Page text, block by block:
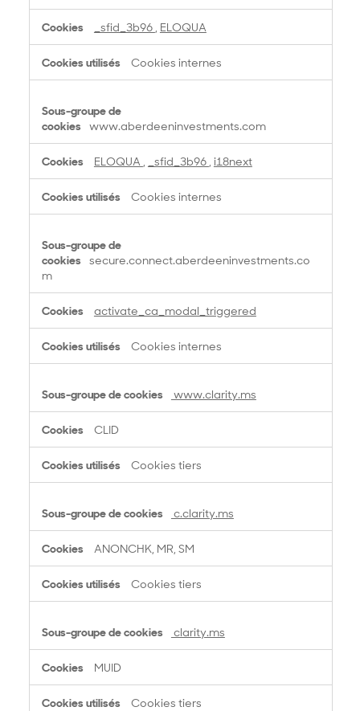
f
n
t
n
l
t
_sfid_3b96 ELOQUA
Cookies internes
www.aberdeeninvestments.com
ELOQUA _sfid_3b96 i18next
Cookies internes
secure.connect.aberdeeninvestments.co
m
activate_ca_modal_triggered
Cookies internes
www.clarity.ms
CLID
Cookies tiers
c.clarity.ms
ANONCHK, MR, SM
Cookies tiers
clarity.ms
MUID
Cookies tiers